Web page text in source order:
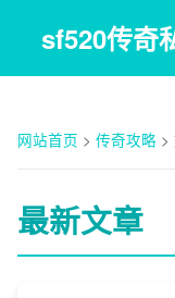
sf520传奇
网站首页 > 传奇攻略 >
最新文章